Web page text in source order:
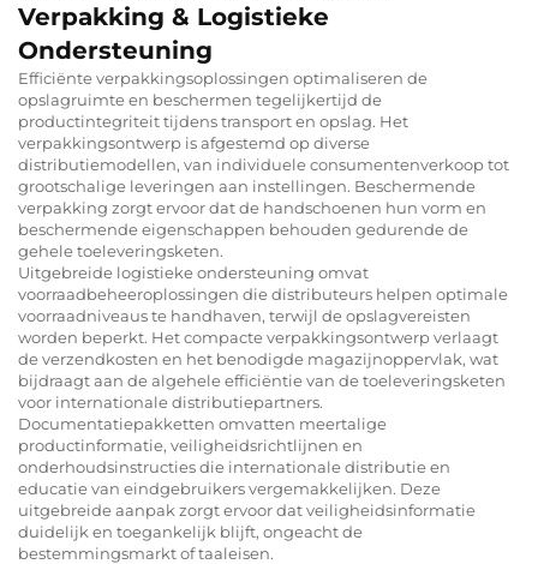
Verpakking & Logistieke
Ondersteuning
Efficiënte verpakkingsoplossingen optimaliseren de
opslagruimte en beschermen tegelijkertijd de
productintegriteit tijdens transport en opslag. Het
verpakkingsontwerp is afgestemd op diverse
distributiemodellen, van individuele consumentenverkoop tot
grootschalige leveringen aan instellingen. Beschermende
verpakking zorgt ervoor dat de handschoenen hun vorm en
beschermende eigenschappen behouden gedurende de
gehele toeleveringsketen.
Uitgebreide logistieke ondersteuning omvat
voorraadbeheeroplossingen die distributeurs helpen optimale
voorraadniveaus te handhaven, terwijl de opslagvereisten
worden beperkt. Het compacte verpakkingsontwerp verlaagt
de verzendkosten en het benodigde magazijnoppervlak, wat
bijdraagt aan de algehele efficiëntie van de toeleveringsketen
voor internationale distributiepartners.
Documentatiepakketten omvatten meertalige
productinformatie, veiligheidsrichtlijnen en
onderhoudsinstructies die internationale distributie en
educatie van eindgebruikers vergemakkelijken. Deze
uitgebreide aanpak zorgt ervoor dat veiligheidsinformatie
duidelijk en toegankelijk blijft, ongeacht de
bestemmingsmarkt of taaleisen.